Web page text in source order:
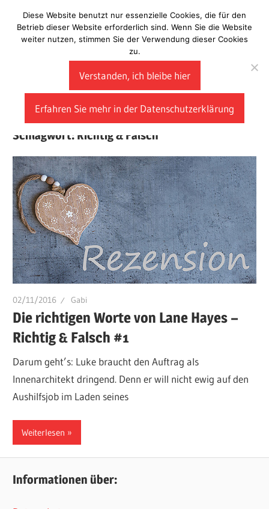
Inhalt
springen
Laberladen
Schlagwort: Richtig & Falsch
02/11/2016 Gabi
Die richtigen Worte von Lane Hayes –
Richtig & Falsch #1
Darum geht’s: Luke braucht den Auftrag als
Innenarchitekt dringend. Denn er will nicht ewig auf den
Aushilfsjob im Laden seines
Weiterlesen
Informationen über:
Diese Website benutzt nur essenzielle Cookies, die für den
Betrieb dieser Website erforderlich sind. Wenn Sie die Website
weiter nutzen, stimmen Sie der Verwendung dieser Cookies
zu.
Verstanden, ich bleibe hier
Erfahren Sie mehr in der Datenschutzerklärung